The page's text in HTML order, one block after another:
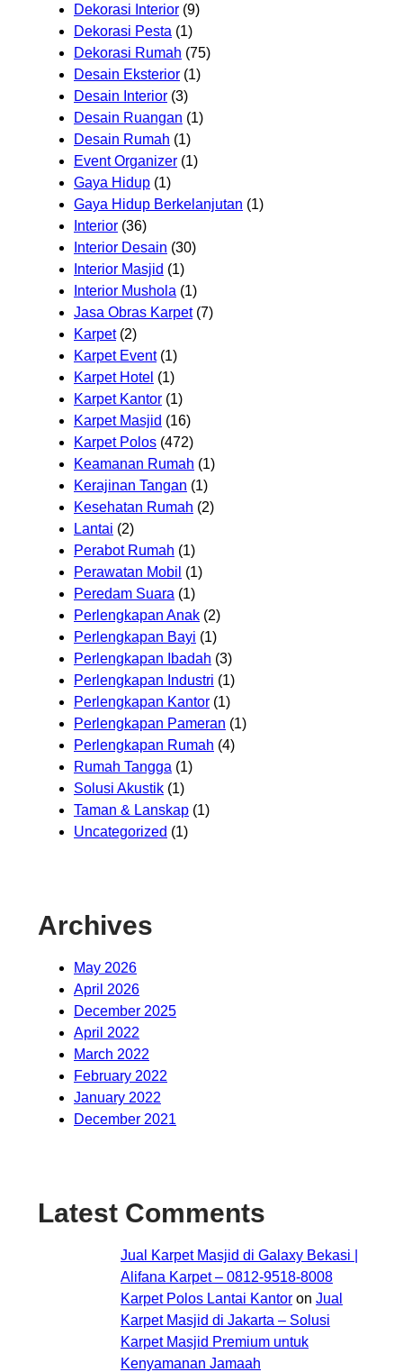
Dekorasi Interior (9)
Dekorasi Pesta (1)
Dekorasi Rumah (75)
Desain Eksterior (1)
Desain Interior (3)
Desain Ruangan (1)
Desain Rumah (1)
Event Organizer (1)
Gaya Hidup (1)
Gaya Hidup Berkelanjutan (1)
Interior (36)
Interior Desain (30)
Interior Masjid (1)
Interior Mushola (1)
Jasa Obras Karpet(7)
Karpet(2)
Karpet Event(1)
Karpet Hotel (1)
Karpet Kantor (1)
Karpet Masjid (16)
Karpet Polos (472)
Keamanan Rumah (1)
Kerajinan Tangan (1)
Kesehatan Rumah (2)
Lantai (2)
Perabot Rumah (1)
Perawatan Mobil (1)
Peredam Suara (1)
Perlengkapan Anak (2)
Perlengkapan Bayi (1)
Perlengkapan Ibadah (3)
Perlengkapan Industri (1)
Perlengkapan Kantor (1)
Perlengkapan Pameran (1)
Perlengkapan Rumah (4)
Rumah Tangga (1)
Solusi Akustik (1)
Taman & Lanskap (1)
Uncategorized (1)
Archives
May 2026
April 2026
December 2025
April 2022
March 2022
February 2022
January 2022
December 2021
Latest Comments
Jual Karpet Masjid di Galaxy Bekasi |
Alifana Karpet – 0812-9518-8008
Karpet Polos Lantai Kantor on Jual
Karpet Masjid di Jakarta – Solusi
Karpet Masjid Premium untuk
Kenyamanan Jamaah